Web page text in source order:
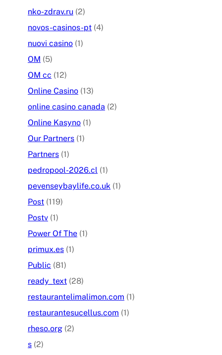
nko-zdrav.ru (2)
novos-casinos-pt (4)
nuovi casino (1)
OM (5)
OM cc (12)
Online Casino (13)
online casino canada (2)
Online Kasyno (1)
Our Partners (1)
Partners (1)
pedropool-2026.cl (1)
pevenseybaylife.co.uk (1)
Post (119)
Postv (1)
Power Of The (1)
primux.es (1)
Public (81)
ready_text (28)
restaurantelimalimon.com (1)
restaurantesucellus.com (1)
rheso.org (2)
s (2)